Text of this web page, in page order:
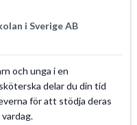
i Sverige AB
och unga i en
delar du din tid
för att stödja deras